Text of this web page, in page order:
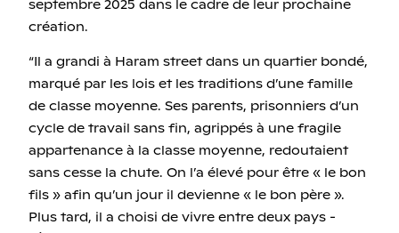
septembre 2025 dans le cadre de leur prochaine
création.
“Il a grandi à Haram street dans un quartier bondé,
marqué par les lois et les traditions d’une famille
de classe moyenne. Ses parents, prisonniers d’un
cycle de travail sans fin, agrippés à une fragile
appartenance à la classe moyenne, redoutaient
sans cesse la chute. On l’a élevé pour être « le bon
fils » afin qu’un jour il devienne « le bon père ».
Plus tard, il a choisi de vivre entre deux pays -